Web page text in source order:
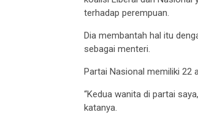
terhadap perempuan.
Dia membantah hal itu
sebagai menteri.
Partai Nasional memiliki 22
“Kedua wanita di partai
katanya.